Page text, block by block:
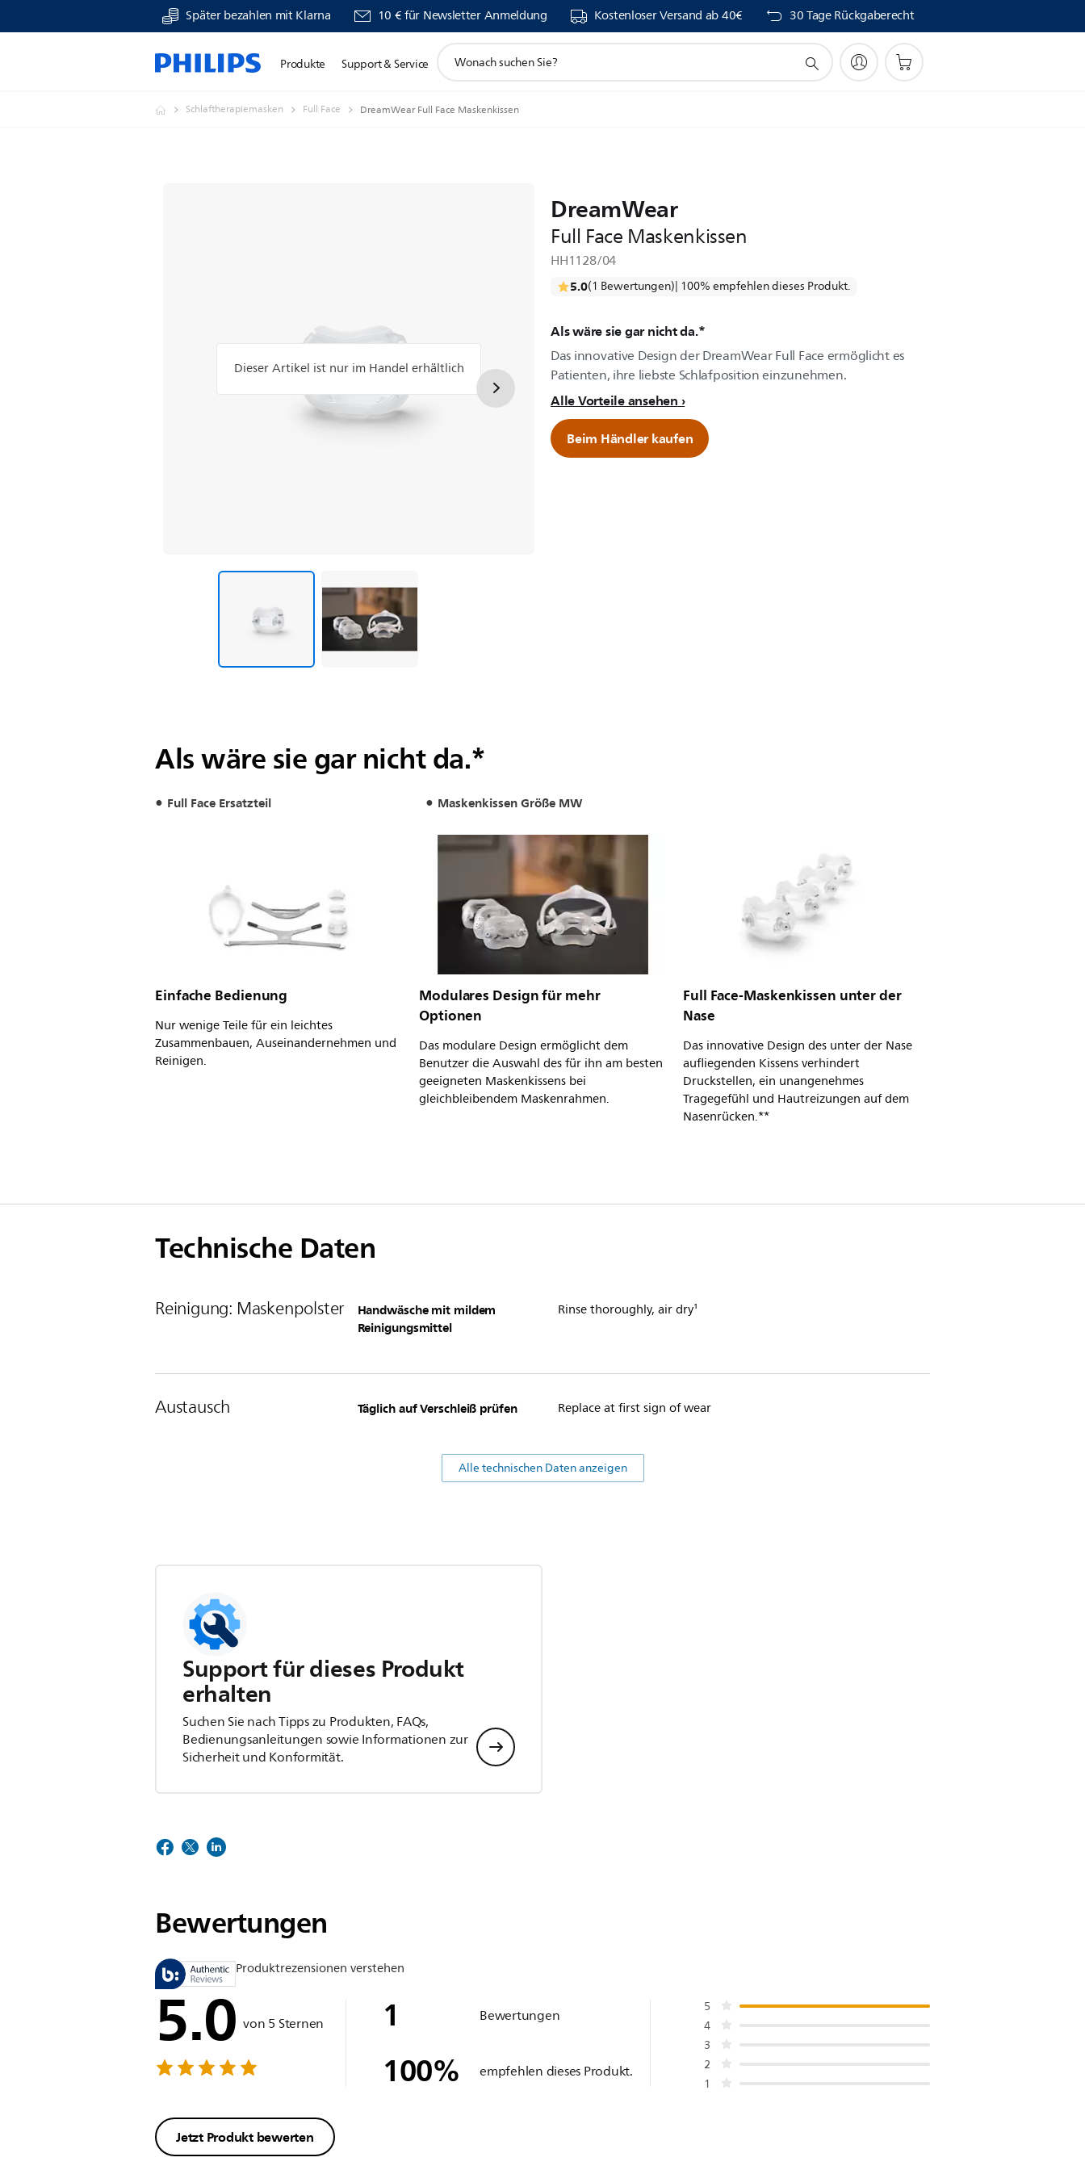
Später bezahlen mit Klarna 10 € für Newsletter Anmeldung Kostenloser Versand ab 40€ 30 Tage Rückgaberecht
Produkte Support & Service
Schlaftherapiemasken Full Face DreamWear Full Face Maskenkissen
Dieser Artikel ist nur im Handel erhältlich
DreamWear
Full Face Maskenkissen
HH1128/04
5.0(1 Bewertungen)| 100% empfehlen dieses Produkt.
Als wäre sie gar nicht da.*
Das innovative Design der DreamWear Full Face ermöglicht es
Patienten, ihre liebste Schlafposition einzunehmen.
Alle Vorteile ansehen
Beim Händler kaufen
Als wäre sie gar nicht da.*
Full Face Ersatzteil Maskenkissen Größe MW
Einfache Bedienung
Nur wenige Teile für ein leichtes
Zusammenbauen, Auseinandernehmen und
Reinigen.
Modulares Design für mehr
Optionen
Das modulare Design ermöglicht dem
Benutzer die Auswahl des für ihn am besten
geeigneten Maskenkissens bei
gleichbleibendem Maskenrahmen.
Full Face-Maskenkissen unter der
Nase
Das innovative Design des unter der Nase
aufliegenden Kissens verhindert
Druckstellen, ein unangenehmes
Tragegefühl und Hautreizungen auf dem
Nasenrücken.**
Technische Daten
Reinigung: Maskenpolster
Handwäsche mit mildem
Reinigungsmittel
Rinse thoroughly, air dry¹
Austausch Täglich auf Verschleiß prüfen Replace at first sign of wear
Alle technischen Daten anzeigen
Support für dieses Produkt
erhalten
Suchen Sie nach Tipps zu Produkten, FAQs,
Bedienungsanleitungen sowie Informationen zur
Sicherheit und Konformität.
Bewertungen
Produktrezensionen verstehen
5.0 von 5 Sternen
Jetzt Produkt bewerten
1 Bewertungen
100% empfehlen dieses Produkt.
5
4
3
2
1